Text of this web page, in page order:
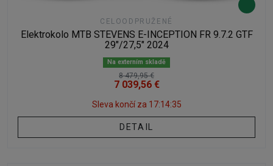
CELOODPRUŽENÉ
Elektrokolo MTB STEVENS E-INCEPTION FR 9.7.2 GTF
29"/27,5" 2024
Na externím skladě
8 479,95 €
7 039,56 €
Sleva končí za 17:14:34
DETAIL